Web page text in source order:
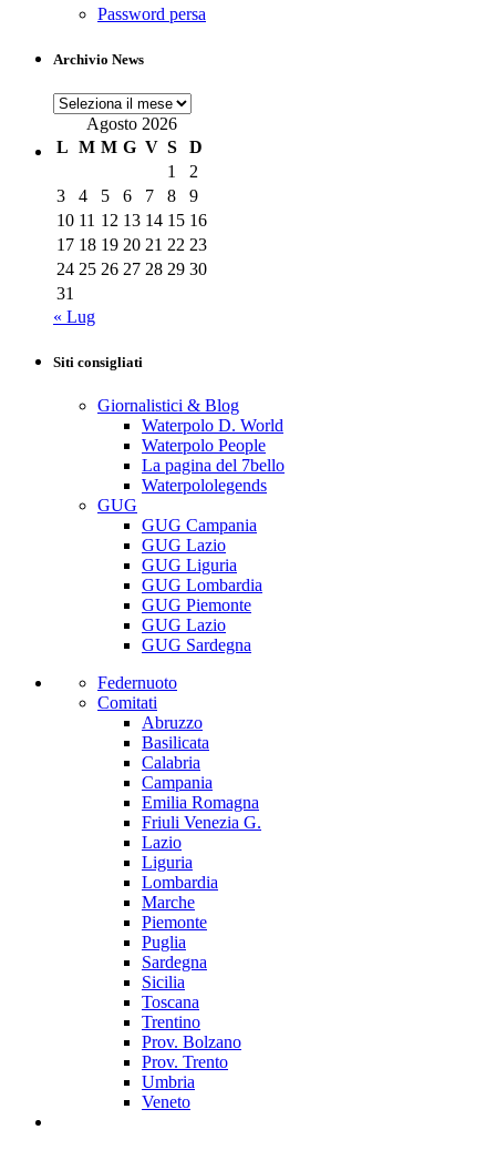
Password persa
Archivio News
Archivio
NewsAgosto 2026
L M M G V S
D
1
2
3
4 5 6 7 8
9
10 11 12 13 14 15 16
17 18 19 20 21 22 23
24 25 26 27 28 29 30
31
« Lug
Siti consigliati
Giornalistici & Blog
Waterpolo D. World
Waterpolo People
La pagina del 7bello
Waterpololegends
GUG
GUG Campania
GUG Lazio
GUG Liguria
GUG Lombardia
GUG Piemonte
GUG Lazio
GUG Sardegna
Federnuoto
Comitati
Abruzzo
Basilicata
Calabria
Campania
Emilia Romagna
Friuli Venezia G.
Lazio
Liguria
Lombardia
Marche
Piemonte
Puglia
Sardegna
Sicilia
Toscana
Trentino
Prov. Bolzano
Prov. Trento
Umbria
Veneto